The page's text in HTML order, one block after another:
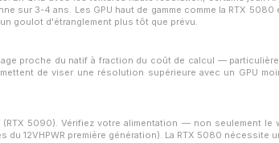
sur 3-4 ans. Les GPU haut de gamme comme la RTX
goulot d'étranglement plus tôt que prévu.
proche du natif à fraction du coût de calcul —
de viser une résolution supérieure avec un GPU
(RTX 5090). Vérifiez votre alimentation — non seulement
12VHPWR première génération). La RTX 5080 nécessite